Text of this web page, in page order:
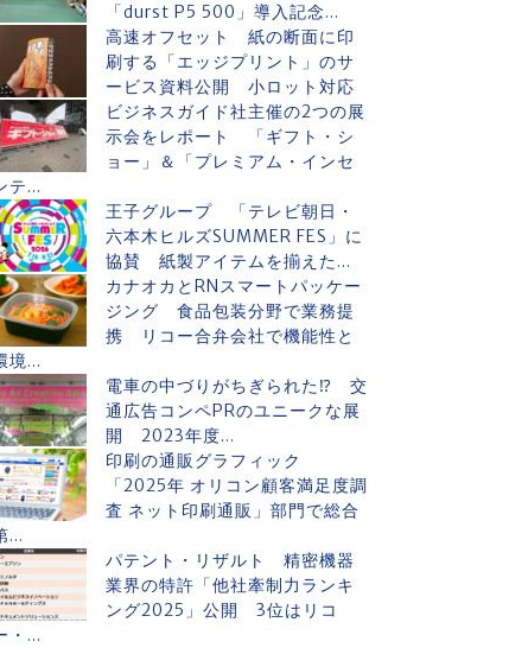
「durst P5 500」導入記念...
高速オフセット 紙の断面に印
刷する「エッジプリント」のサ
ービス資料公開 小ロット対応
ビジネスガイド社主催の2つの展
示会をレポート 「ギフト・シ
ョー」＆「プレミアム・インセ
テ...
王子グループ 「テレビ朝日・
六本木ヒルズSUMMER FES」に
協賛 紙製アイテムを揃えた...
カナオカとRNスマートパッケー
ジング 食品包装分野で業務提
携 リコー合弁会社で機能性と
境...
電車の中づりがちぎられた⁉ 交
通広告コンペPRのユニークな展
開 2023年度...
印刷の通販グラフィック
「2025年 オリコン顧客満足度調
査 ネット印刷通販」部門で総合
...
パテント・リザルト 精密機器
業界の特許「他社牽制力ランキ
ング2025」公開 3位はリコ
・...